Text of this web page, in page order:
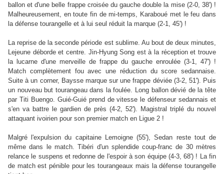
ballon et d'une belle frappe croisée du gauche double la mise (2-0, 38') !
Malheureusement, en toute fin de mi-temps, Karaboué met le feu dans
la défense tourangelle et à lui seul réduit la marque (2-1, 45') !
La reprise de la seconde période est sublime. Au bout de deux minutes,
Lejeune déborde et centre. Jin-Hyung Song est à la réception et trouve
la lucarne d'une merveille de frappe du gauche enroulée (3-1, 47') !
Match complètement fou avec une réduction du score sedannaise.
Suite à un corner, Baysse marque sur une frappe déviée (3-2, 51'). Puis
un nouveau but tourangeau dans la foulée. Long ballon dévié de la tête
par Titi Buengo. Guié-Guié prend de vitesse le défenseur sedannais et
s'en va battre le gardien de près (4-2, 52'). Magistral triplé du nouvel
attaquant ivoirien pour son premier match en Ligue 2 !
Malgré l'expulsion du capitaine Lemoigne (55'), Sedan reste tout de
même dans le match. Tibéri d'un splendide coup-franc de 30 mètres
relance le suspens et redonne de l'espoir à son équipe (4-3, 68') ! La fin
de match est pénible pour les tourangeaux mais la défense tourangelle